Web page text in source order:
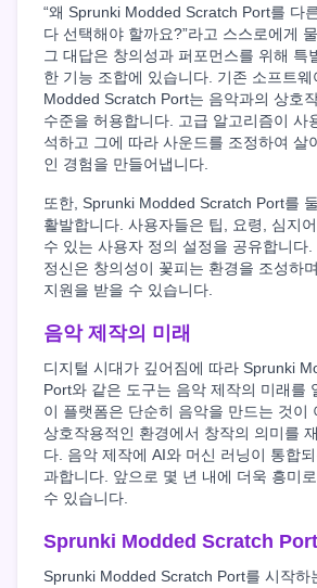
“왜 Sprunki Modded Scratch Port를 다
다 선택해야 할까요?”라고 스스로에게
그 대답은 창의성과 퍼포먼스를 위해 특
한 기능 조합에 있습니다. 기존 소프트
Modded Scratch Port는 음악과의 상호
수준을 허용합니다. 고급 알고리즘이 사
석하고 그에 따라 사운드를 조정하여 살
인 경험을 만들어냅니다.
또한, Sprunki Modded Scratch Port를
활발합니다. 사용자들은 팁, 요령, 심지
수 있는 사용자 정의 설정을 공유합니다.
정신은 창의성이 꽃피는 환경을 조성하
지원을 받을 수 있습니다.
음악 제작의 미래
디지털 시대가 깊어짐에 따라 Sprunki
Port와 같은 도구는 음악 제작의 미래를
이 플랫폼은 단순히 음악을 만드는 것이
상호작용적인 환경에서 창작의 의미를
다. 음악 제작에 AI와 머신 러닝이 통합
과합니다. 앞으로 몇 년 내에 더욱 흥미
수 있습니다.
Sprunki Modded Scratch Port
Sprunki Modded Scratch Port를 시작하